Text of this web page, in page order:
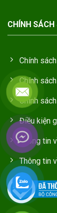
CHÍNH
Chính
Chính
Chính
Điều kiện
Thông tin
Thông tin